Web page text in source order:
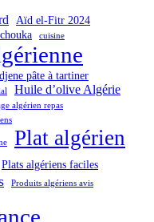
Aïd el-Fitr 2024
cuisine
pâte à tartiner
Huile d’olive Algérie
algérien repas
Plat algérien
Plats algériens faciles
Produits algériens avis